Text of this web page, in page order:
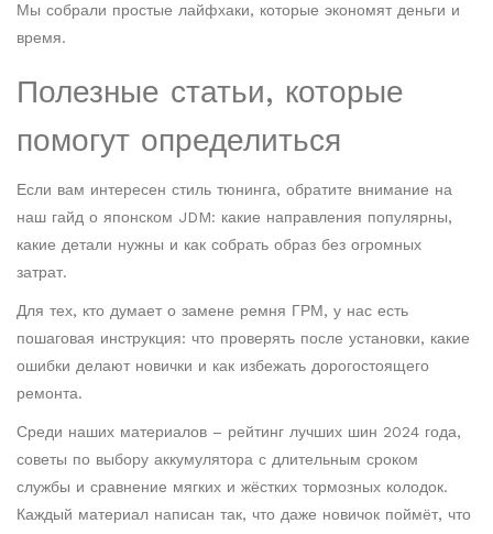
Мы собрали простые лайфхаки, которые экономят деньги и
время.
Полезные статьи, которые
помогут определиться
Если вам интересен стиль тюнинга, обратите внимание на
наш гайд о японском JDM: какие направления популярны,
какие детали нужны и как собрать образ без огромных
затрат.
Для тех, кто думает о замене ремня ГРМ, у нас есть
пошаговая инструкция: что проверять после установки, какие
ошибки делают новички и как избежать дорогостоящего
ремонта.
Среди наших материалов – рейтинг лучших шин 2024 года,
советы по выбору аккумулятора с длительным сроком
службы и сравнение мягких и жёстких тормозных колодок.
Каждый материал написан так, что даже новичок поймёт, что